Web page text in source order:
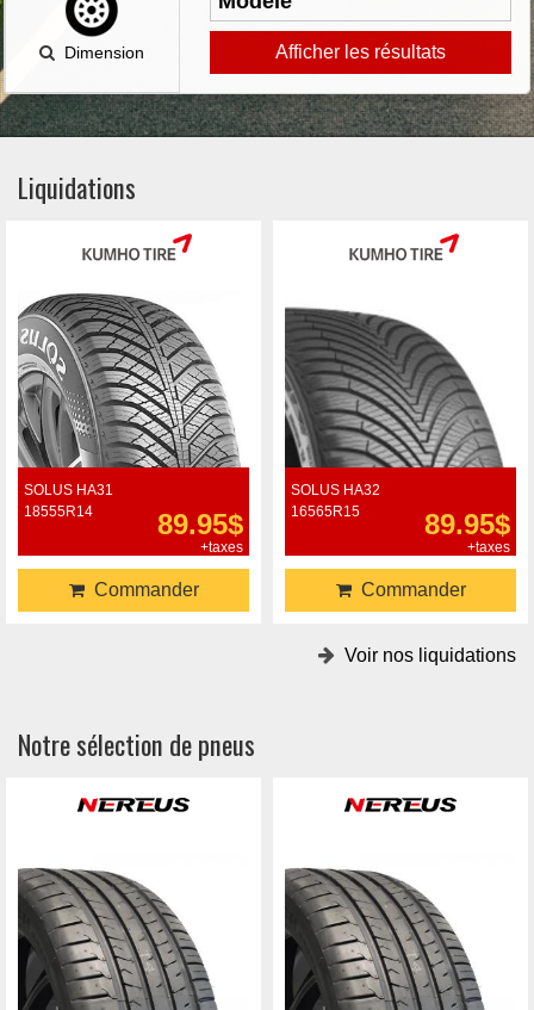
Dimension Afficher les résultats
Liquidations
SOLUS HA31
18555R14
89.95$
+taxes
Commander
SOLUS HA32
16565R15
89.95$
+taxes
Commander
Voir nos liquidations
Notre sélection de pneus